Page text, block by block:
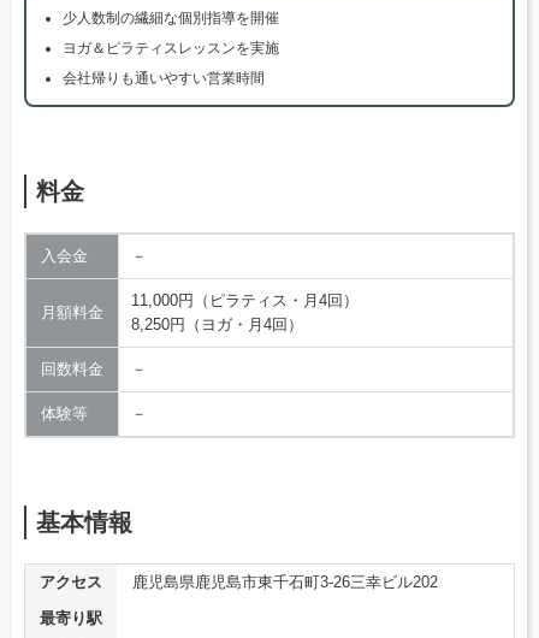
少人数制の繊細な個別指導を開催
ヨガ＆ピラティスレッスンを実施
会社帰りも通いやすい営業時間
料金
入会金 －
月額料金
11,000円（ピラティス・月4回）
8,250円（ヨガ・月4回）
回数料金 －
体験等 －
基本情報
アクセス
鹿児島県鹿児島市東千石町3-26三幸ビル202
最寄り駅